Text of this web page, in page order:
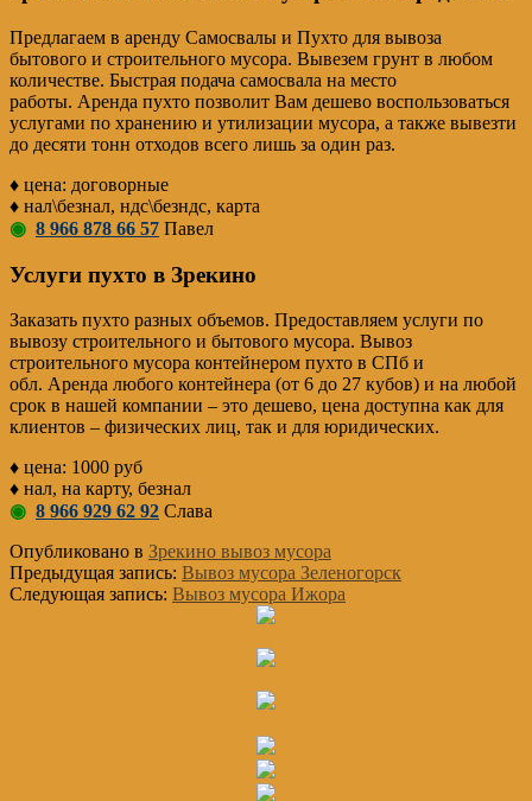
Предлагаем в аренду Самосвалы и Пухто для вывоза
бытового и строительного мусора. Вывезем грунт в любом
количестве. Быстрая подача самосвала на место
работы. Аренда пухто позволит Вам дешево воспользоваться
услугами по хранению и утилизации мусора, а также вывезти
до десяти тонн отходов всего лишь за один раз.
♦ цена: договорные
♦ нал\безнал, ндс\безндс, карта
◉ 8 966 878 66 57 Павел
Услуги пухто в Зрекино
Заказать пухто разных объемов. Предоставляем услуги по
вывозу строительного и бытового мусора. Вывоз
строительного мусора контейнером пухто в СПб и
обл. Аренда любого контейнера (от 6 до 27 кубов) и на любой
срок в нашей компании – это дешево, цена доступна как для
клиентов – физических лиц, так и для юридических.
♦ цена: 1000 руб
♦ нал, на карту, безнал
◉ 8 966 929 62 92 Слава
Опубликовано в Зрекино вывоз мусора
Предыдущая запись: Вывоз мусора Зеленогорск
Следующая запись: Вывоз мусора Ижора